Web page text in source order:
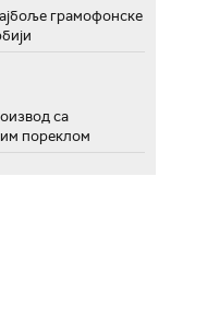
грамофонске
са
пореклом